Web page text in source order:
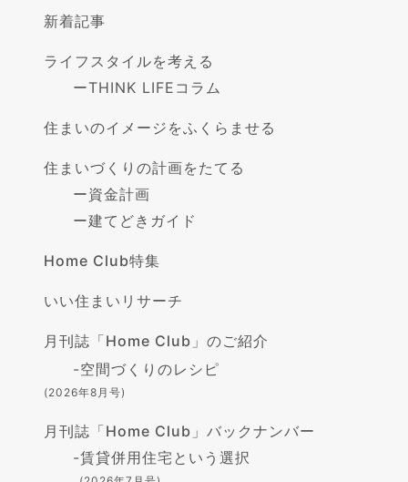
新着記事
ライフスタイルを考える
ーTHINK LIFEコラム
住まいのイメージをふくらませる
住まいづくりの計画をたてる
ー資金計画
ー建てどきガイド
Home Club特集
いい住まいリサーチ
月刊誌「Home Club」のご紹介
-空間づくりのレシピ
(2026年8月号)
月刊誌「Home Club」バックナンバー
-賃貸併用住宅という選択